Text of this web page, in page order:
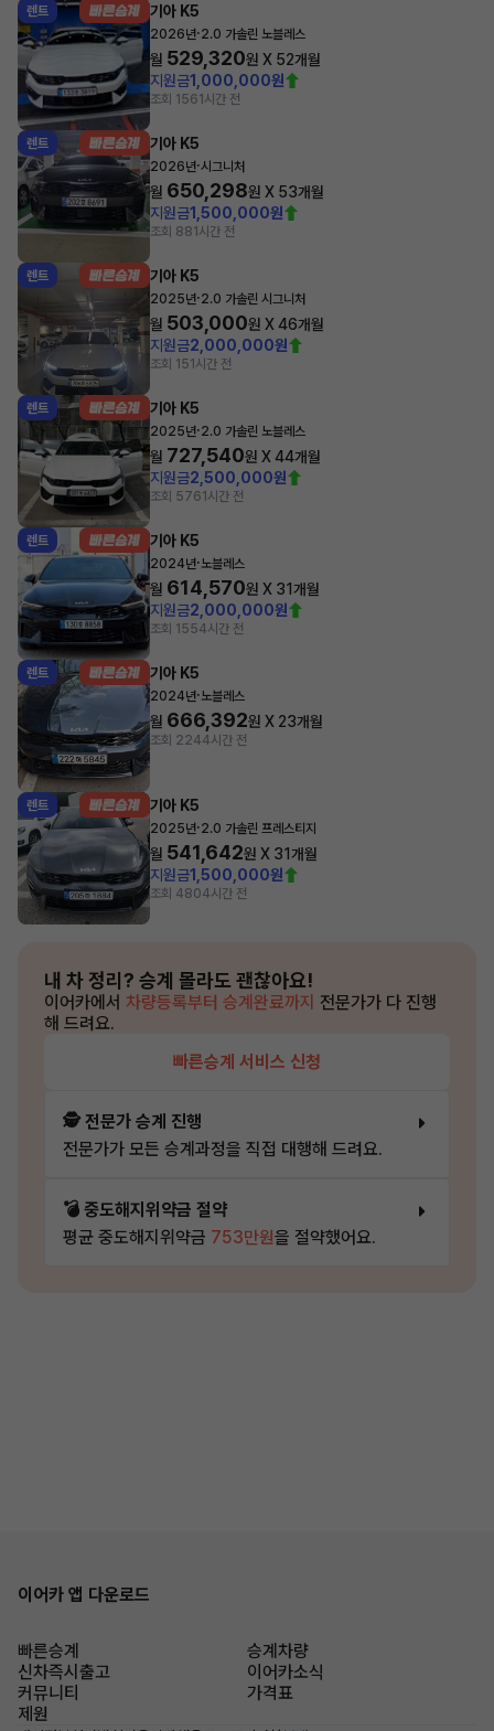
렌트 기아 K5
2026년·2.0 가솔린 노블레스
월 529,320원 X 52개월
지원금1,000,000원
조회 1561시간 전
렌트 기아 K5
2026년·시그니처
월 650,298원 X 53개월
지원금1,500,000원
조회 881시간 전
렌트 기아 K5
2025년·2.0 가솔린 시그니처
월 503,000원 X46개월
지원금2,000,000원
조회 151시간 전
렌트 기아 K5
2025년·2.0 가솔린 노블레스
월 727,540원 X44개월
지원금2,500,000원
조회 5761시간 전
렌트 기아 K5
2024년·노블레스
월 614,570원 X 31개월
지원금2,000,000원
조회 1554시간 전
렌트 기아 K5
2024년·노블레스
월 666,392원 X 23개월
조회 2244시간 전
렌트 기아 K5
2025년·2.0 가솔린 프레스티지
월 541,642원 X 31개월
지원금1,500,000원
조회 4804시간 전
내 차 정리? 승계 몰라도 괜찮아요!
이어카에서 차량등록부터 승계완료까지 전문가가 다 진행
해 드려요.
빠른승계 서비스 신청
🕵️ 전문가 승계 진행
전문가가 모든 승계과정을 직접 대행해 드려요.
💣 중도해지위약금 절약
평균 중도해지위약금 753만원을 절약했어요.
이어카 앱 다운로드
빠른승계
승계차량
신차즉시출고
이어카소식
커뮤니티
가격표
제원